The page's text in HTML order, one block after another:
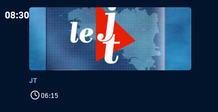
08:30
JT
06:15